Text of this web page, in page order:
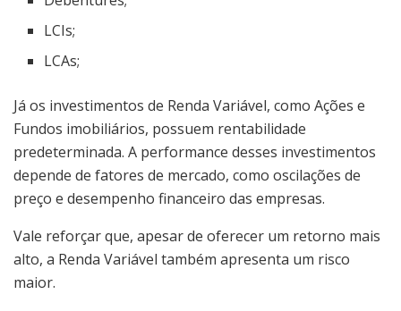
LCIs;
LCAs;
Já os investimentos de Renda Variável, como Ações e
Fundos imobiliários, possuem rentabilidade
predeterminada. A performance desses investimentos
depende de fatores de mercado, como oscilações de
preço e desempenho financeiro das empresas.
Vale reforçar que, apesar de oferecer um retorno mais
alto, a Renda Variável também apresenta um risco
maior.